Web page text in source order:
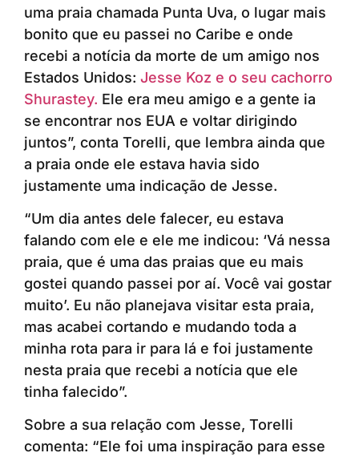
uma praia chamada Punta Uva, o lugar mais
bonito que eu passei no Caribe e onde
recebi a notícia da morte de um amigo nos
Estados Unidos: Jesse Koz e o seu cachorro
Shurastey. Ele era meu amigo e a gente ia
se encontrar nos EUA e voltar dirigindo
juntos”, conta Torelli, que lembra ainda que
a praia onde ele estava havia sido
justamente uma indicação de Jesse.
“Um dia antes dele falecer, eu estava
falando com ele e ele me indicou: ‘Vá nessa
praia, que é uma das praias que eu mais
gostei quando passei por aí. Você vai gostar
muito’. Eu não planejava visitar esta praia,
mas acabei cortando e mudando toda a
minha rota para ir para lá e foi justamente
nesta praia que recebi a notícia que ele
tinha falecido”.
Sobre a sua relação com Jesse, Torelli
comenta: “Ele foi uma inspiração para esse